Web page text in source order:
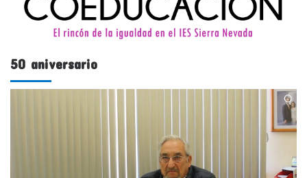
50 aniversario